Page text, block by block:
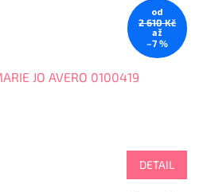
od
2 610 Kč
až
–7 %
JO AVERO 0100419
DETAIL